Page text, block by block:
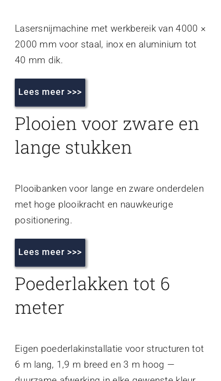
Lasersnijmachine met werkbereik van 4000 ×
2000 mm voor staal, inox en aluminium tot
40 mm dik.
Lees meer >>>
Plooien voor zware en
lange stukken
Plooibanken voor lange en zware onderdelen
met hoge plooikracht en nauwkeurige
positionering.
Lees meer >>>
Poederlakken tot 6
meter
Eigen poederlakinstallatie voor structuren tot
6 m lang, 1,9 m breed en 3 m hoog —